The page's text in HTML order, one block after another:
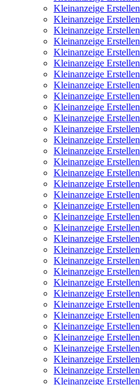
Kleinanzeige Erstellen
Kleinanzeige Erstellen
Kleinanzeige Erstellen
Kleinanzeige Erstellen
Kleinanzeige Erstellen
Kleinanzeige Erstellen
Kleinanzeige Erstellen
Kleinanzeige Erstellen
Kleinanzeige Erstellen
Kleinanzeige Erstellen
Kleinanzeige Erstellen
Kleinanzeige Erstellen
Kleinanzeige Erstellen
Kleinanzeige Erstellen
Kleinanzeige Erstellen
Kleinanzeige Erstellen
Kleinanzeige Erstellen
Kleinanzeige Erstellen
Kleinanzeige Erstellen
Kleinanzeige Erstellen
Kleinanzeige Erstellen
Kleinanzeige Erstellen
Kleinanzeige Erstellen
Kleinanzeige Erstellen
Kleinanzeige Erstellen
Kleinanzeige Erstellen
Kleinanzeige Erstellen
Kleinanzeige Erstellen
Kleinanzeige Erstellen
Kleinanzeige Erstellen
Kleinanzeige Erstellen
Kleinanzeige Erstellen
Kleinanzeige Erstellen
Kleinanzeige Erstellen
Kleinanzeige Erstellen